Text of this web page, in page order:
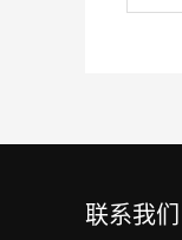
联系我们